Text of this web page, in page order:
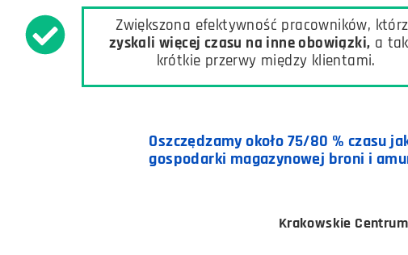
Zwiększona efektywność pracowników,
zyskali więcej czasu na inne obowiązki, a
krótkie przerwy między klientami.
Oszczędzamy około 75/80 % czasu
gospodarki magazynowej broni i
Krakowskie